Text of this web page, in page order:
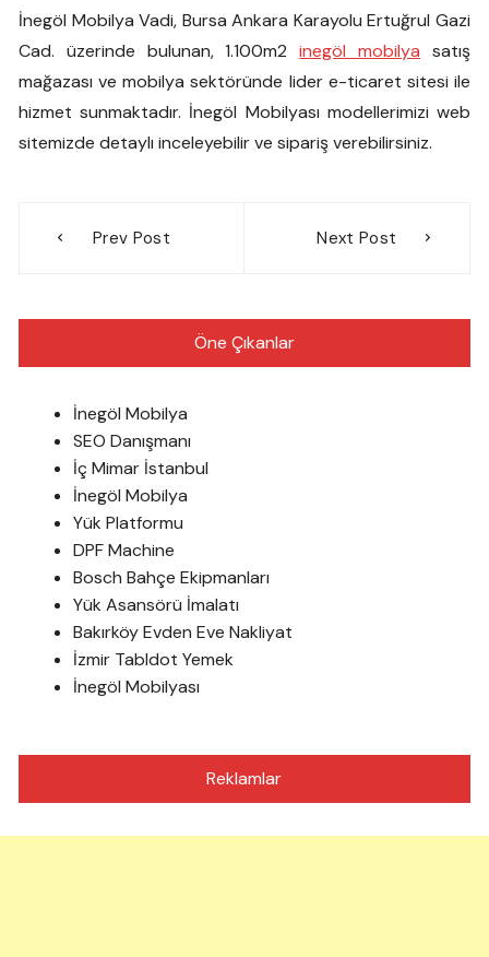
İnegöl Mobilya Vadi, Bursa Ankara Karayolu Ertuğrul Gazi
Cad. üzerinde bulunan, 1.100m2inegöl mobilya satış
mağazası ve mobilya sektöründe lider e-ticaret sitesi ile
hizmet sunmaktadır. İnegöl Mobilyası modellerimizi web
sitemizde detaylı inceleyebilir ve sipariş verebilirsiniz.
gezinmesi
Prev Post Next Post
Öne Çıkanlar
İnegöl Mobilya
SEO Danışmanı
İç Mimar İstanbul
İnegöl Mobilya
Yük Platformu
DPF Machine
Bosch Bahçe Ekipmanları
Yük Asansörü İmalatı
Bakırköy Evden Eve Nakliyat
İzmir Tabldot Yemek
İnegöl Mobilyası
Reklamlar